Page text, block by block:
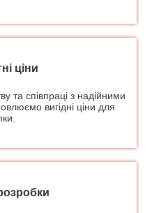
ціни
та співпраці з надійними
вигідні ціни для